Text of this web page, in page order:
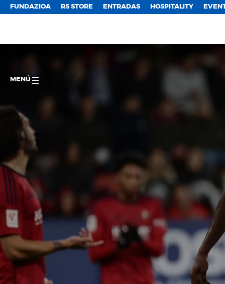
FUNDAZIOA RS STORE ENTRADAS HOSPITALITY
MENÚ